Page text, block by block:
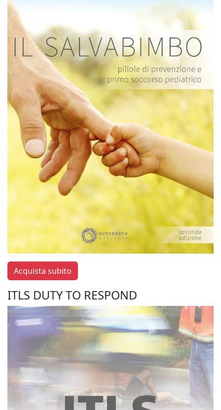
Acquista subito
ITLS DUTY TO RESPOND